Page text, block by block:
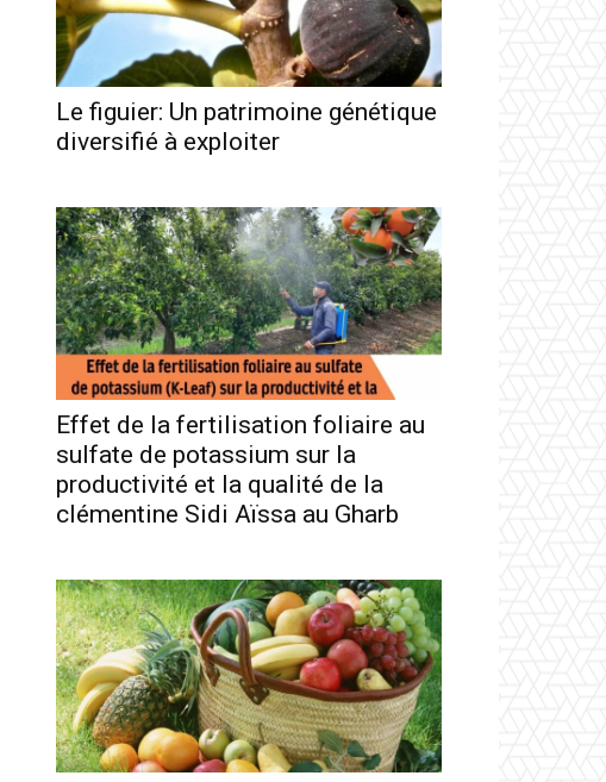
Le figuier: Un patrimoine génétique
diversifié à exploiter
Effet de la fertilisation foliaire au
sulfate de potassium sur la
productivité et la qualité de la
clémentine Sidi Aïssa au Gharb